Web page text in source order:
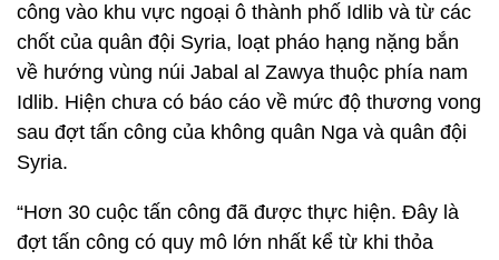
công vào khu vực ngoại ô thành phố Idlib và từ các
chốt của quân đội Syria, loạt pháo hạng nặng bắn
về hướng vùng núi Jabal al Zawya thuộc phía nam
Idlib. Hiện chưa có báo cáo về mức độ thương vong
sau đợt tấn công của không quân Nga và quân đội
Syria.
“Hơn 30 cuộc tấn công đã được thực hiện. Đây là
đợt tấn công có quy mô lớn nhất kể từ khi thỏa